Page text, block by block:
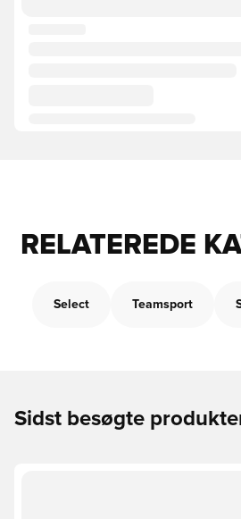
RELATEREDE
Select Teamsport
Sidst besøgte